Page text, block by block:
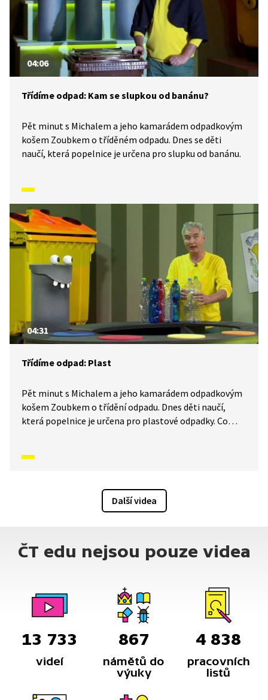
04:06
Třídíme odpad: Kam se slupkou od banánu?
Pět minut s Michalem a jeho kamarádem odpadkovým
košem Zoubkem o tříděném odpadu. Dnes se děti
naučí, která popelnice je určena pro slupku od banánu.
04:31
Třídíme odpad: Plast
Pět minut s Michalem a jeho kamarádem odpadkovým
košem Zoubkem o třídění odpadu. Dnes děti naučí,
která popelnice je určena pro plastové odpadky. Co
Další videa
ČT edu nejsou pouze videa
13 733
videí
867
námětů do
výuky
4 838
pracovních
listů